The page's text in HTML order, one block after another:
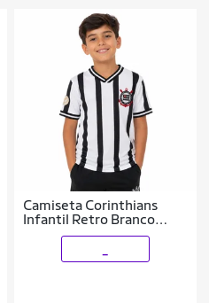
Camiseta Corinthians
Infantil Retro Branco
Coimbra